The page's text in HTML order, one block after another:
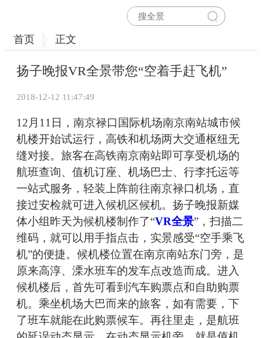
首页 正文
扬子晚报VR全景带您“空着手赶飞机”
2018-12-12 11:47:49
12月11日，南京禄口国际机场南京南站城市候
机楼开始试运行，高铁和机场两大交通枢纽无
缝对接。旅客在高铁南京南站即可享受机场的
航班查询、值机订座、机场巴士、行李托运等
一站式服务，轻装上阵前往南京禄口机场，直
接过安检就可进入候机区候机。扬子晚报新媒
体小组昨天为候机楼制作了“VR全景”，扫描二
维码，就可以用手指点击，实景感受“空手乘飞
机”的便捷。候机楼位置在南京南站东门旁，是
原来高淳、溧水班车的发车点改造而成。进入
候机楼后，首先可看到汽车购票点和自助购票
机。乘坐机场大巴而来的旅客，如有需要，下
了班车就能在此购票候车。再往里走，是航班